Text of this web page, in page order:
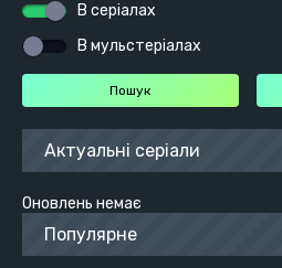
В серіалах
В мульстеріалах
Актуальні серіали
Оновлень немає
Популярне